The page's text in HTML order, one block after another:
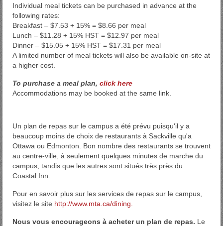
Individual meal tickets can be purchased in advance at the
following rates:
Breakfast – $7.53 + 15% = $8.66 per meal
Lunch – $11.28 + 15% HST = $12.97 per meal
Dinner – $15.05 + 15% HST = $17.31 per meal
A limited number of meal tickets will also be available on-site at
a higher cost.
To purchase a meal plan, click here
Accommodations may be booked at the same link.
Un plan de repas sur le campus a été prévu puisqu'il y a
beaucoup moins de choix de restaurants à Sackville qu'a
Ottawa ou Edmonton. Bon nombre des restaurants se trouvent
au centre-ville, à seulement quelques minutes de marche du
campus, tandis que les autres sont situés très près du
Coastal Inn.
Pour en savoir plus sur les services de repas sur le campus,
visitez le site http://www.mta.ca/dining.
Nous vous encourageons à acheter un plan de repas. Le